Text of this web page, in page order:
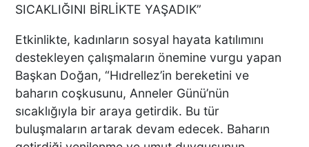
SICAKLIĞINI BİRLİKTE YAŞADIK”
Etkinlikte, kadınların sosyal hayata katılımını
destekleyen çalışmaların önemine vurgu yapan
Başkan Doğan, “Hıdrellez’in bereketini ve
baharın coşkusunu, Anneler Günü’nün
sıcaklığıyla bir araya getirdik. Bu tür
buluşmaların artarak devam edecek. Baharın